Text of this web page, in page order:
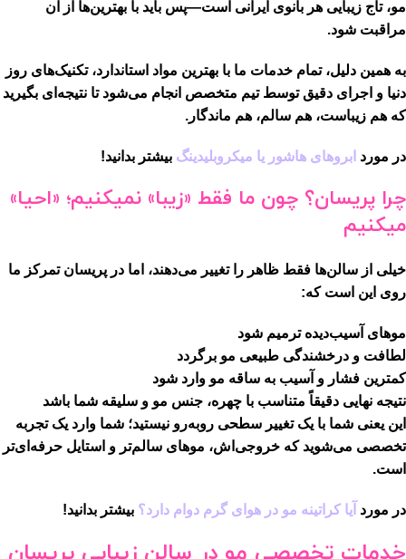
مو، تاج زیبایی هر بانوی ایرانی است—پس باید با بهترین‌ها از آن
مراقبت شود.
به همین دلیل، تمام خدمات ما با بهترین مواد استاندارد، تکنیک‌های روز
دنیا و اجرای دقیق توسط تیم متخصص انجام می‌شود تا نتیجه‌ای بگیرید
که هم زیباست، هم سالم، هم ماندگار.
در مورد ابروهای هاشور یا میکروبلیدینگ بیشتر بدانید!
چرا پریسان؟ چون ما فقط «زیبا» نمیکنیم؛ «احیا»
میکنیم
خیلی از سالن‌ها فقط ظاهر را تغییر می‌دهند، اما در پریسان تمرکز ما
روی این است که:
موهای آسیب‌دیدهترمیم شود
لطافت و درخشندگی طبیعی مو برگردد
کمترین فشار و آسیب به ساقه مو وارد شود
نتیجه نهایی دقیقاً متناسب با چهره، جنس مو و سلیقه شما باشد
این یعنی شما با یک تغییر سطحی روبه‌رو نیستید؛ شما وارد یک تجربه
تخصصی می‌شوید که خروجی‌اش، موهای سالم‌تر و استایل حرفه‌ای‌تر
است.
در مورد آیا کراتینه مو در هوای گرم دوام دارد؟ بیشتر بدانید!